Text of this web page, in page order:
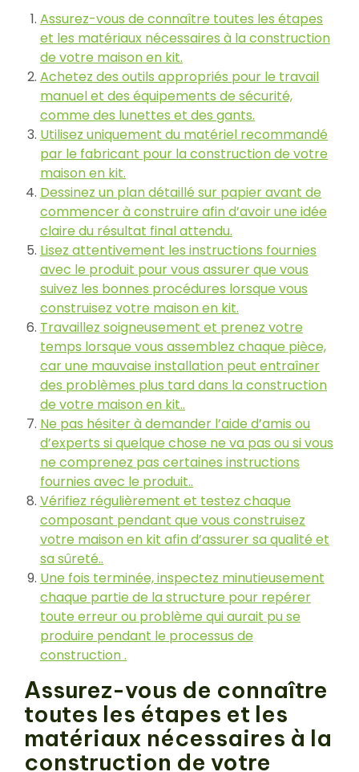
Assurez-vous de connaître toutes les étapes
et les matériaux nécessaires à la construction
de votre maison en kit.
Achetez des outils appropriés pour le travail
manuel et des équipements de sécurité,
comme des lunettes et des gants.
Utilisez uniquement du matériel recommandé
par le fabricant pour la construction de votre
maison en kit.
Dessinez un plan détaillé sur papier avant de
commencer à construire afin d’avoir une idée
claire du résultat final attendu.
Lisez attentivement les instructions fournies
avec le produit pour vous assurer que vous
suivez les bonnes procédures lorsque vous
construisez votre maison en kit.
Travaillez soigneusement et prenez votre
temps lorsque vous assemblez chaque pièce,
car une mauvaise installation peut entraîner
des problèmes plus tard dans la construction
de votre maison en kit..
Ne pas hésiter à demander l’aide d’amis ou
d’experts si quelque chose ne va pas ou si vous
ne comprenez pas certaines instructions
fournies avec le produit..
Vérifiez régulièrement et testez chaque
composant pendant que vous construisez
votre maison en kit afin d’assurer sa qualité et
sa sûreté..
Une fois terminée, inspectez minutieusement
chaque partie de la structure pour repérer
toute erreur ou problème qui aurait pu se
produire pendant le processus de
construction .
Assurez-vous de connaître
toutes les étapes et les
matériaux nécessaires à la
construction de votre